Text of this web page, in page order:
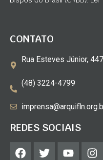
CONTATO
Rua Esteves Júnior,
(48) 3224-4799
REDES SOCIAIS